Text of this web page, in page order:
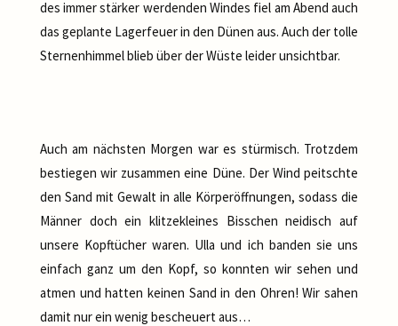
des immer stärker werdenden Windes fiel am Abend auch
das geplante Lagerfeuer in den Dünen aus. Auch der tolle
Sternenhimmel blieb über der Wüste leider unsichtbar.
Auch am nächsten Morgen war es stürmisch. Trotzdem
bestiegen wir zusammen eine Düne. Der Wind peitschte
den Sand mit Gewalt in alle Körperöffnungen, sodass die
Männer doch ein klitzekleines Bisschen neidisch auf
unsere Kopftücher waren. Ulla und ich banden sie uns
einfach ganz um den Kopf, so konnten wir sehen und
atmen und hatten keinen Sand in den Ohren! Wir sahen
damit nur ein wenig bescheuert aus…